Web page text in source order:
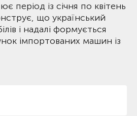
період із січня по квітень
що український
і надалі формується
імпортованих машин із